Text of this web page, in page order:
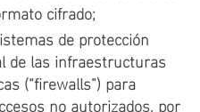
cifrado;
de protección
de las infraestructuras
(“firewalls”) para
no autorizados, por